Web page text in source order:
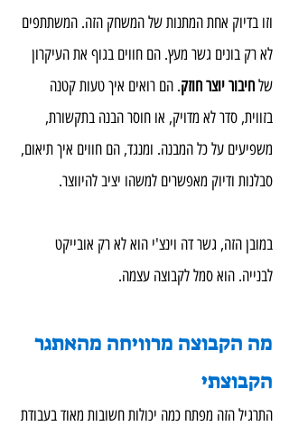
וזו בדיוק אחת המתנות של המשחק הזה. המשתתפים
לא רק בונים גשר מעץ. הם חווים בגוף את העיקרון
של חיבור יוצר חוזק. הם רואים איך טעות קטנה
בזווית, סדר לא מדויק, או חוסר הבנה בתקשורת,
משפיעים על כל המבנה. ומנגד, הם חווים איך תיאום,
סבלנות ודיוק מאפשרים למשהו יציב להיווצר.
במובן הזה, גשר דה וינצ'י הוא לא רק אובייקט
לבנייה. הוא סמל לקבוצה עצמה.
מה הקבוצה מרוויחה מהאתגר
הקבוצתי
התרגיל הזה מפתח כמה יכולות חשובות מאוד בעבודת